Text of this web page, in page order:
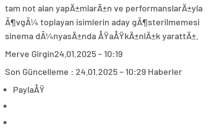
tam not alan yapÄ±mlarÄ±n ve performanslarÄ±yla
Ã¶vgÃ¼ toplayan isimlerin aday gÃ¶sterilmemesi
sinema dÃ¼nyasÄ±nda ÅŸaÅŸkÄ±nlÄ±k yarattÄ±.
Merve Girgin24.01.2025 – 10:19
Son Güncelleme : 24.01.2025 – 10:29 Haberler
PaylaÅŸ